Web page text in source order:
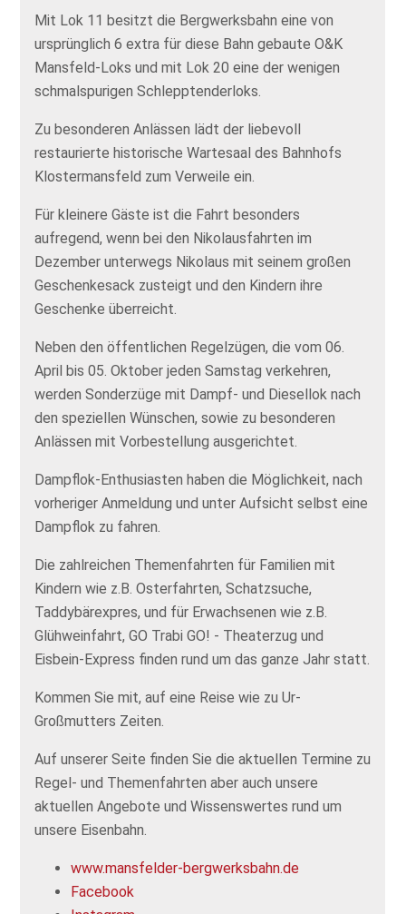
Mit Lok 11 besitzt die Bergwerksbahn eine von
ursprünglich 6 extra für diese Bahn gebaute O&K
Mansfeld-Loks und mit Lok 20 eine der wenigen
schmalspurigen Schlepptenderloks.
Zu besonderen Anlässen lädt der liebevoll
restaurierte historische Wartesaal des Bahnhofs
Klostermansfeld zum Verweile ein.
Für kleinere Gäste ist die Fahrt besonders
aufregend, wenn bei den Nikolausfahrten im
Dezember unterwegs Nikolaus mit seinem großen
Geschenkesack zusteigt und den Kindern ihre
Geschenke überreicht.
Neben den öffentlichen Regelzügen, die vom 06.
April bis 05. Oktober jeden Samstag verkehren,
werden Sonderzüge mit Dampf- und Diesellok nach
den speziellen Wünschen, sowie zu besonderen
Anlässen mit Vorbestellung ausgerichtet.
Dampflok-Enthusiasten haben die Möglichkeit, nach
vorheriger Anmeldung und unter Aufsicht selbst eine
Dampflok zu fahren.
Die zahlreichen Themenfahrten für Familien mit
Kindern wie z.B. Osterfahrten, Schatzsuche,
Taddybärexpres, und für Erwachsenen wie z.B.
Glühweinfahrt, GO Trabi GO! - Theaterzug und
Eisbein-Express finden rund um das ganze Jahr statt.
Kommen Sie mit, auf eine Reise wie zu Ur-
Großmutters Zeiten.
Auf unserer Seite finden Sie die aktuellen Termine zu
Regel- und Themenfahrten aber auch unsere
aktuellen Angebote und Wissenswertes rund um
unsere Eisenbahn.
www.mansfelder-bergwerksbahn.de
Facebook